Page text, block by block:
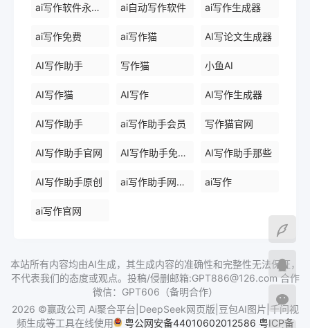
ai写作软件永久免费版 ai自动写作软件 ai写作生成器
ai写作免费 ai写作猫 AI写论文生成器
AI写作助手 写作猫 小鱼AI
AI写作猫 AI写作 AI写作生成器
AI写作助手 ai写作助手会员 写作猫官网
AI写作助手官网 AI写作助手免费版 AI写作助手那些
AI写作助手原创 ai写作助手网页版 ai写作
ai写作官网
本站所有内容均由AI生成，其生成内容的准确性和完整性无法保证，
不代表我们的态度或观点。投稿/侵删邮箱:GPT886@126.com 合作
微信：GPT606（备明合作）
2026 ©赢政公司 Ai聚合平台|DeepSeek网页版|豆包AI图片|千问视
频生成等工具在线使用
粤公网安备44010602012586 粤ICP备